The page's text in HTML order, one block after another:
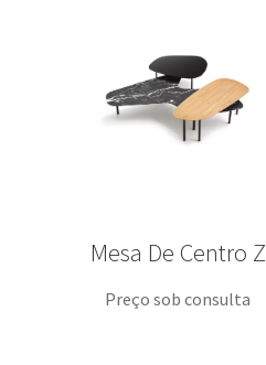
Mesa De Centro Z
Preço sob consulta